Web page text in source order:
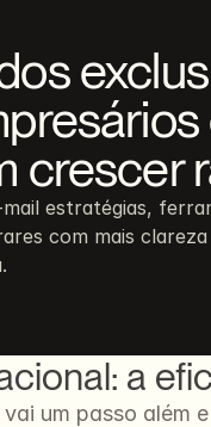
crescer
com mais
a
um passo